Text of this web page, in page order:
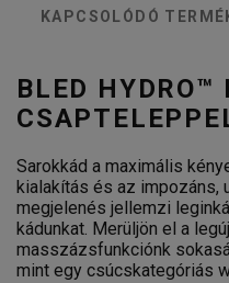
KAPCSOLÓDÓ
BLED HYDRO™
Sarokkád a maximális
kialakítás és az impozáns,
megjelenés jellemzi
kádunkat. Merüljön el a
masszázsfunkciónk
mint egy csúcskategóriás